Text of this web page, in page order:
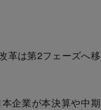
革は第2フェーズへ移
企業が本決算や中期